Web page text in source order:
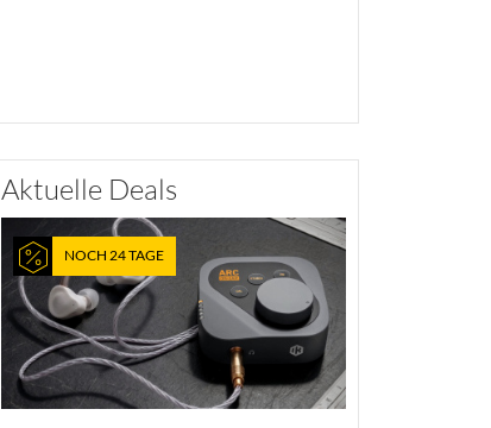
Aktuelle Deals
NOCH 24 TAGE